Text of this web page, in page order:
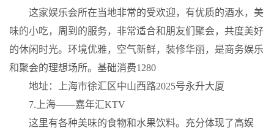
这家娱乐会所在当地非常的受欢迎，有优质的酒水，美
味的小吃，周到的服务，非常适合和朋友们聚会，共度美好
的休闲时光。环境优雅，空气新鲜，装修华丽，是商务娱乐
和聚会的理想场所。基础消费1280
地址：上海市徐汇区中山西路2025号永升大厦
7.上海——嘉年汇KTV
这里有各种美味的食物和水果饮料。充分体现了高娱